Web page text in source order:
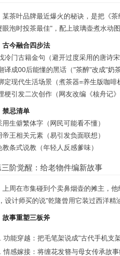
某茶叶品牌最近爆火的秘诀，是把《
眼泡时投茶最佳"，配上玻璃壶煮水动
古今融合四步法
门古籍金句（避开过度采用的唐诗宋
成00后能懂的黑话（"茶醉"改成"奶茶
现代生活场景（煮茶器=养生版咖啡
引发二次创作（网友改编《核舟记》
禁忌清单
用生僻繁体字（网民可能看不懂）
帝王相关元素（易引发负面联想）
教条式说教（年轻人反感爹味）
三阶觉醒：给老物件编新故事
上周在市集碰到个卖鼻烟壶的摊主，
设计师买的说"乾隆曾用它装过西洋精
故事重塑三板斧
功能穿越：把毛笔架说成"古代手机支
情感嫁接：将缠花发簪与母女传承故